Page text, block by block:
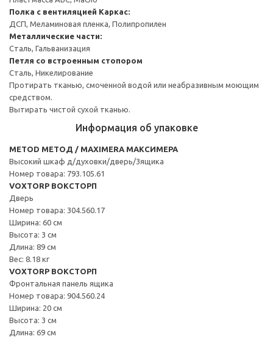
Полка с вентиляцией Каркас:
ДСП, Меламиновая пленка, Полипропилен
Металлические части:
Сталь, Гальванизация
Петля со встроенным стопором
Сталь, Никелирование
Протирать тканью, смоченной водой или неабразивным моющим
средством.
Вытирать чистой сухой тканью.
Информация об упаковке
METOD МЕТОД / MAXIMERA МАКСИМЕРА
Высокий шкаф д/духовки/дверь/3ящика
Номер товара: 793.105.61
VOXTORP ВОКСТОРП
Дверь
Номер товара: 304.560.17
Ширина: 60 см
Высота: 3 см
Длина: 89 см
Вес: 8.18 кг
VOXTORP ВОКСТОРП
Фронтальная панель ящика
Номер товара: 904.560.24
Ширина: 20 см
Высота: 3 см
Длина: 69 см